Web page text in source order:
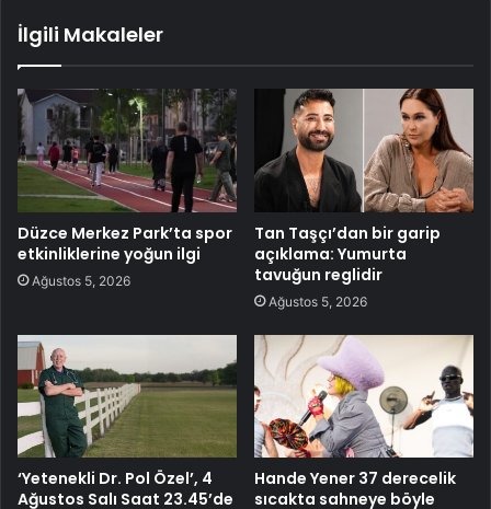
İlgili Makaleler
Düzce Merkez Park’ta spor
etkinliklerine yoğun ilgi
Ağustos 5, 2026
Tan Taşçı’dan bir garip
açıklama: Yumurta
tavuğun reglidir
Ağustos 5, 2026
‘Yetenekli Dr. Pol Özel’, 4
Ağustos Salı Saat 23.45’de
Hande Yener 37 derecelik
sıcakta sahneye böyle